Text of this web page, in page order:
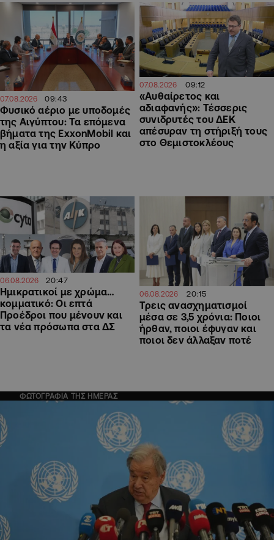
07.08.2026 09:43
Φυσικό αέριο με υποδομές
της Αιγύπτου: Τα επόμενα
βήματα της ExxonMobil και
η αξία για την Κύπρο
07.08.2026 09:12
«Αυθαίρετος και
αδιαφανής»: Τέσσερις
συνιδρυτές του ΔΕΚ
απέσυραν τη στήριξή τους
στο Θεμιστοκλέους
06.08.2026 20:47
Ημικρατικοί με χρώμα…
κομματικό: Οι επτά
Προέδροι που μένουν και
τα νέα πρόσωπα στα ΔΣ
06.08.2026 20:15
Τρεις ανασχηματισμοί
μέσα σε 3,5 χρόνια: Ποιοι
ήρθαν, ποιοι έφυγαν και
ποιοι δεν άλλαξαν ποτέ
ΦΩΤΟΓΡΑΦΙΑ ΤΗΣ ΗΜΕΡΑΣ